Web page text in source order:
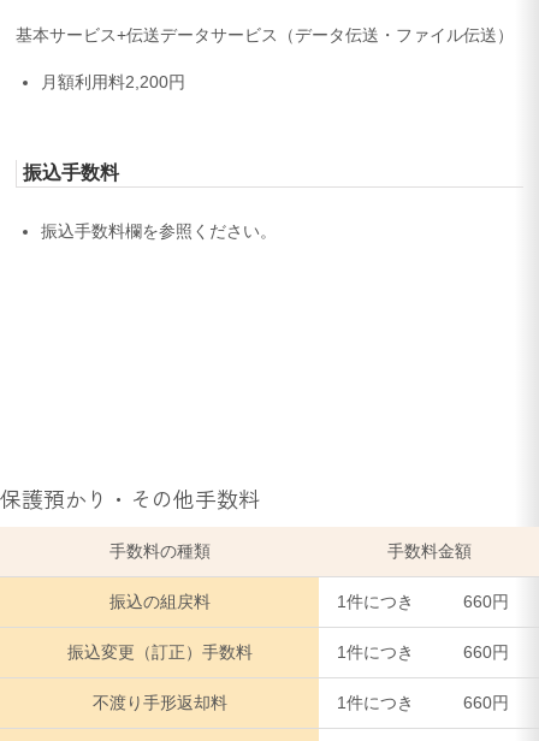
基本サービス+伝送データサービス（データ伝送・ファイル伝送）
月額利用料2,200円
振込手数料
振込手数料欄を参照ください。
保護預かり・その他手数料
手数料の種類 手数料金額
振込の組戻料 1件につき 660円
振込変更（訂正）手数料 1件につき 660円
不渡り手形返却料 1件につき 660円